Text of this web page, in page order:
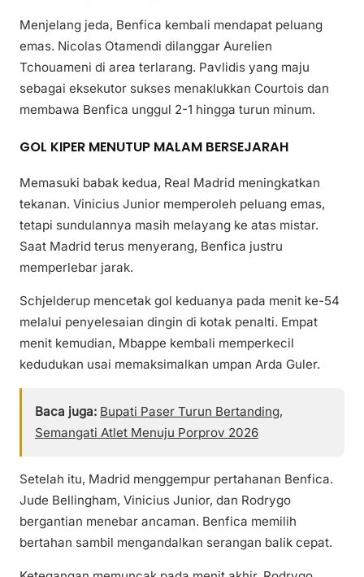
Menjelang jeda, Benfica kembali mendapat peluang
emas. Nicolas Otamendi dilanggar Aurelien
Tchouameni di area terlarang. Pavlidis yang maju
sebagai eksekutor sukses menaklukkan Courtois dan
membawa Benfica unggul 2-1 hingga turun minum.
GOL KIPER MENUTUP MALAM BERSEJARAH
Memasuki babak kedua, Real Madrid meningkatkan
tekanan. Vinicius Junior memperoleh peluang emas,
tetapi sundulannya masih melayang ke atas mistar.
Saat Madrid terus menyerang, Benfica justru
memperlebar jarak.
Schjelderup mencetak gol keduanya pada menit ke-54
melalui penyelesaian dingin di kotak penalti. Empat
menit kemudian, Mbappe kembali memperkecil
kedudukan usai memaksimalkan umpan Arda Guler.
Baca juga: Bupati Paser Turun Bertanding,
Semangati Atlet Menuju Porprov 2026
Setelah itu, Madrid menggempur pertahanan Benfica.
Jude Bellingham, Vinicius Junior, dan Rodrygo
bergantian menebar ancaman. Benfica memilih
bertahan sambil mengandalkan serangan balik cepat.